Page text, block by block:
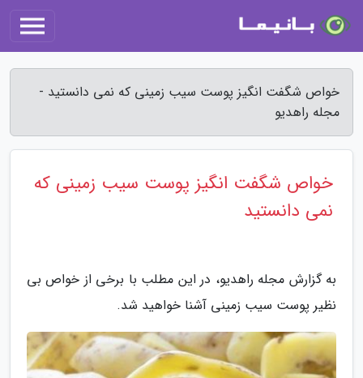
خواص شگفت انگیز پوست سیب زمینی که نمی دانستید -
مجله راهدیو
خواص شگفت انگیز پوست سیب زمینی که
نمی دانستید
به گزارش مجله راهدیو، در این مطلب با برخی از خواص بی
نظیر پوست سیب زمینی آشنا خواهید شد.